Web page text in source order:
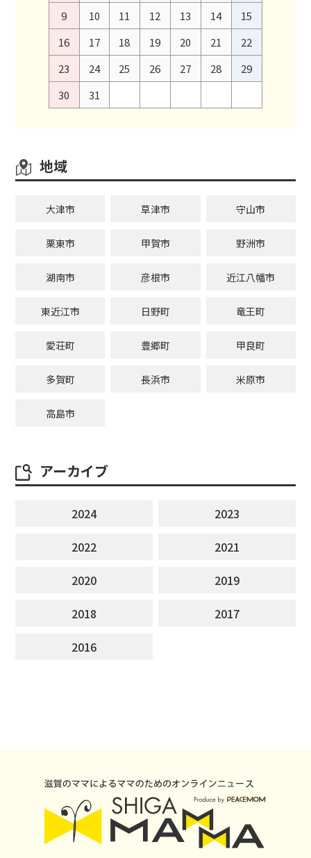
9
10 11 12 13 14
15
16
17 18 19 20 21
22
23
24 25 26 27 28
29
30
31
地域
大津市 草津市 守山市
栗東市 甲賀市 野洲市
湖南市 彦根市 近江八幡市
東近江市 日野町 竜王町
愛荘町 豊郷町 甲良町
多賀町 長浜市 米原市
高島市
アーカイブ
2024
2023
2022
2021
2020
2019
2018
2017
2016